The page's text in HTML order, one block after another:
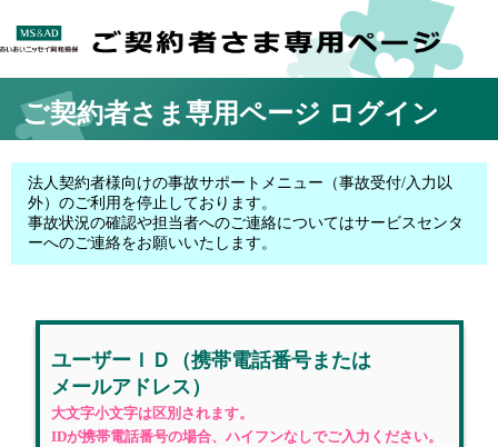
ご契約者さま専用ページ ログイン
法人契約者様向けの事故サポートメニュー（事故受付/入力以
外）のご利用を停止しております。
事故状況の確認や担当者へのご連絡についてはサービスセンタ
ーへのご連絡をお願いいたします。
ユーザーＩＤ （携帯電話番号または
メールアドレス）
大文字小文字は区別されます。
IDが携帯電話番号の場合、ハイフンなしでご入力ください。